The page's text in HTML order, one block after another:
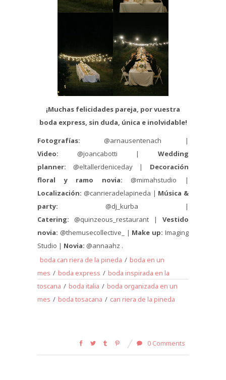
¡Muchas felicidades pareja, por vuestra
boda express, sin duda, única e inolvidable!
Fotografías: @arnausentenach |
Video: @joancabotti | Wedding
planner: @eltallerdeniceday | Decoración
floral y ramo novia: @mimahstudio |
Localización: @canrieradelapineda | Música &
party: @dj_kurba |
Catering: @quinzeous_restaurant | Vestido
novia: @themusecollective_ | Make up: Imaging
Studio | Novia: @annaahz .
boda can riera de la pineda / boda en un
mes / boda express / boda inspirada en la
toscana / boda italia / boda organizada en un
mes / boda tosacana / can riera de la pineda
0 Comments